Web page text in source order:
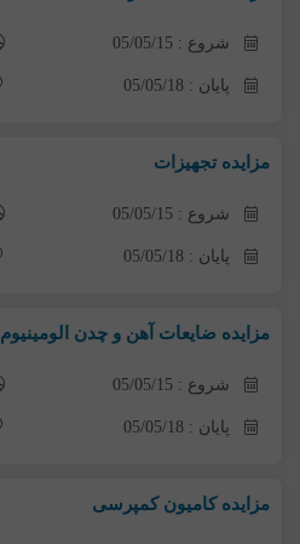
شروع : 05/05/15
پایان : 05/05/18
مزایده تجهیزات
شروع : 05/05/15
پایان : 05/05/18
مزایده ضایعات آهن و چدن الومینیوم
شروع : 05/05/15
پایان : 05/05/18
مزایده کامیون کمپرسی